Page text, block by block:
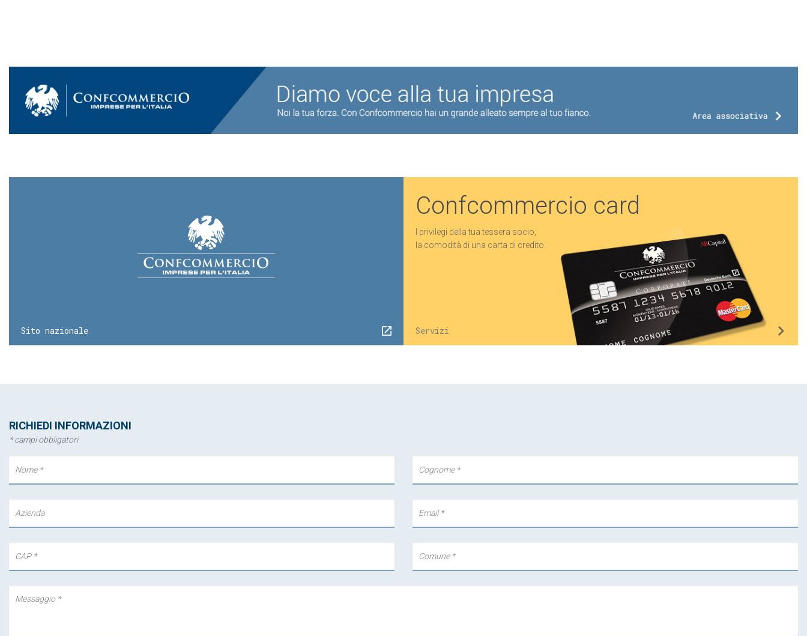
Sito nazionale
Confcommercio card
I privilegi della tua tessera socio,
la comodità di una carta di credito.
Servizi
RICHIEDI INFORMAZIONI
* campi obbligatori